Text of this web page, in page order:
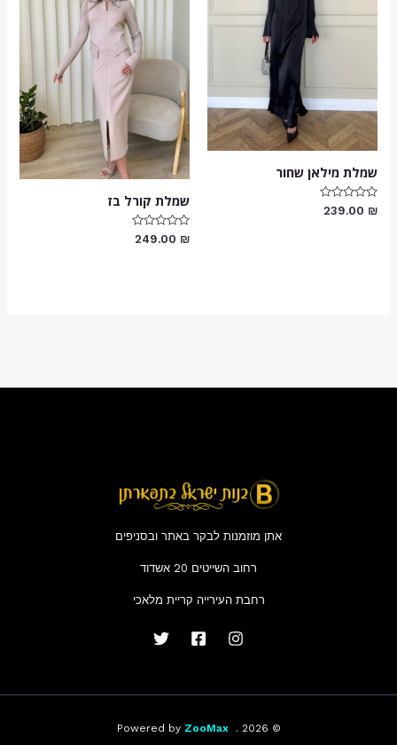
שמלת מילאן שחור
דורג
0
239.00 ₪
שמלת קורל בז
דורג
0
249.00 ₪
אתן מוזמנות לבקר באתר ובסניפים
רחוב השייטים 20 אשדוד
רחבת העירייה קריית מלאכי
© 2026 . Powered by
ZooMax